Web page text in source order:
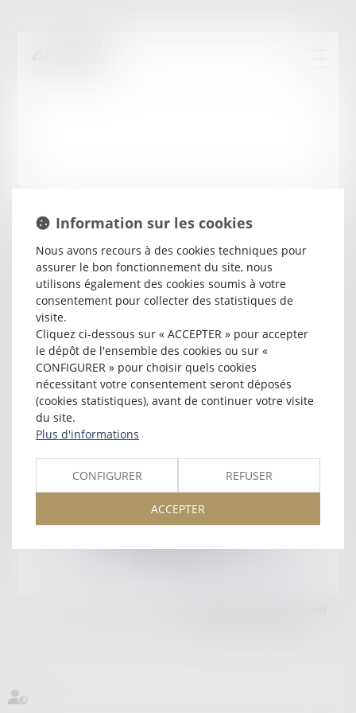
NadineTHUREL
37 PLACE DE BEAUNE
71100 CHALON SUR SAONE
Tél :03 85 48 73 00
Retour
HonorairesMentions légalesPlan du site
11 Place des Cinq Martyrs du Lycée Buffon, 75014 PARIS
Information sur les cookies
Nous avons recours à des cookies techniques pour
assurer le bon fonctionnement du site, nous
utilisons également des cookies soumis à votre
consentement pour collecter des statistiques de
visite.
Cliquez ci-dessous sur « ACCEPTER » pour accepter
le dépôt de l'ensemble des cookies ou sur «
CONFIGURER » pour choisir quels cookies
nécessitant votre consentement seront déposés
(cookies statistiques), avant de continuer votre visite
du site.
Plus d'informations
CONFIGURER REFUSER
ACCEPTER